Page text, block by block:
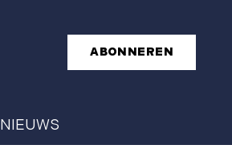
ABONNEREN
NIEUWS